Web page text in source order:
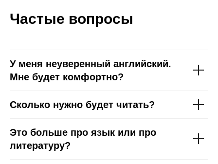
Частые вопросы
У меня неуверенный английский.
Мне будет комфортно?
Сколько нужно будет читать?
Это больше про язык или про
литературу?